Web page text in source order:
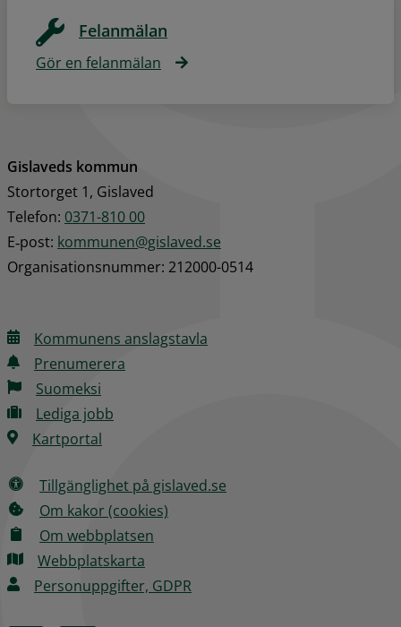
Felanmälan
Gör en felanmälan
Gislaveds kommun
Stortorget 1, Gislaved
Telefon: 0371-810 00
E‑post: kommunen@gislaved.se
Organisationsnummer: 212000-0514
Kommunens anslagstavla
Prenumerera
Suomeksi
Lediga jobb
Kartportal
Tillgänglighet på gislaved.se
Om kakor (cookies)
Om webbplatsen
Webbplatskarta
Personuppgifter, GDPR